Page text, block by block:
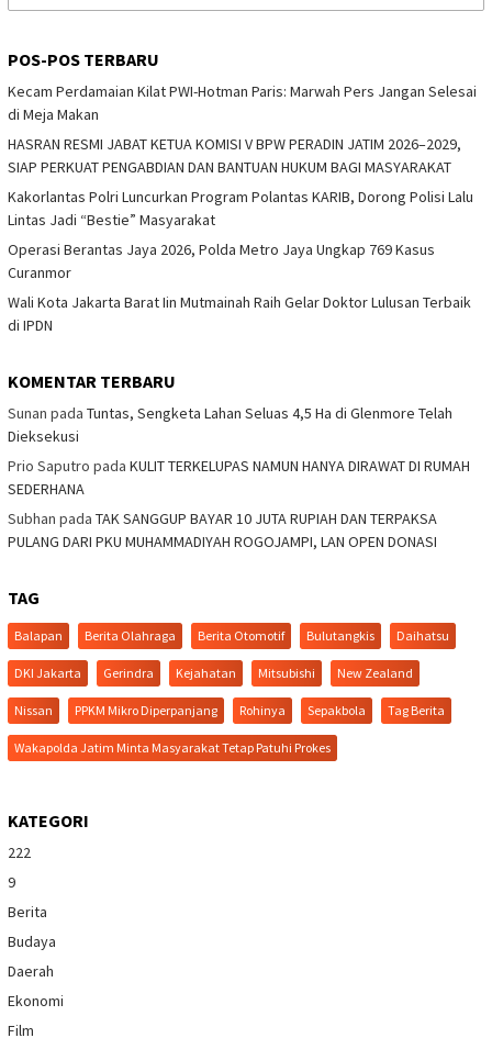
untuk:
POS-POS TERBARU
Kecam Perdamaian Kilat PWI-Hotman Paris: Marwah Pers Jangan Selesai
di Meja Makan
HASRAN RESMI JABAT KETUA KOMISI V BPW PERADIN JATIM 2026–2029,
SIAP PERKUAT PENGABDIAN DAN BANTUAN HUKUM BAGI MASYARAKAT
Kakorlantas Polri Luncurkan Program Polantas KARIB, Dorong Polisi Lalu
Lintas Jadi “Bestie” Masyarakat
Operasi Berantas Jaya 2026, Polda Metro Jaya Ungkap 769 Kasus
Curanmor
Wali Kota Jakarta Barat Iin Mutmainah Raih Gelar Doktor Lulusan Terbaik
di IPDN
KOMENTAR TERBARU
Sunan pada Tuntas, Sengketa Lahan Seluas 4,5 Ha di Glenmore Telah
Dieksekusi
Prio Saputro pada KULIT TERKELUPAS NAMUN HANYA DIRAWAT DI RUMAH
SEDERHANA
Subhan pada TAK SANGGUP BAYAR 10 JUTA RUPIAH DAN TERPAKSA
PULANG DARI PKU MUHAMMADIYAH ROGOJAMPI, LAN OPEN DONASI
TAG
Balapan Berita Olahraga Berita Otomotif Bulutangkis Daihatsu
DKI Jakarta Gerindra Kejahatan Mitsubishi New Zealand
Nissan PPKM Mikro Diperpanjang Rohinya Sepakbola Tag Berita
Wakapolda Jatim Minta Masyarakat Tetap Patuhi Prokes
KATEGORI
222
9
Berita
Budaya
Daerah
Ekonomi
Film